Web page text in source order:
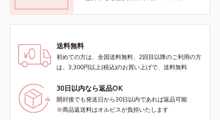
送料無料
初めての方は、全国送料無料、2回目以降のご利用の方
は、3,300円以上(税込)のお買い上げで、送料無料
30日以内なら返品OK
開封後でも発送日から30日以内であれば返品可能
※商品返送料はオルビスが負担いたします